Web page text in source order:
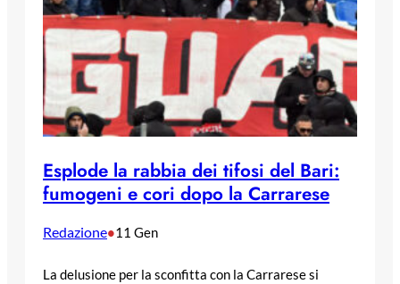
Esplode la rabbia dei tifosi del Bari:
fumogeni e cori dopo la Carrarese
Redazione•11 Gen
La delusione per la sconfitta con la Carrarese si